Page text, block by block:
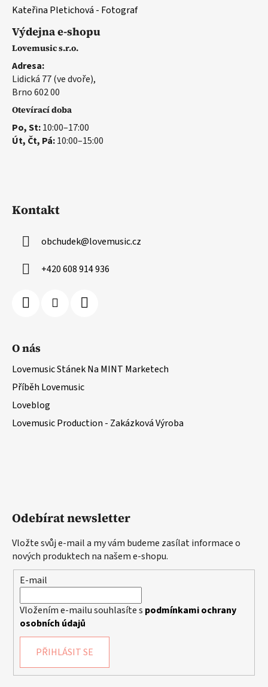
Kateřina Pletichová - Fotograf
Výdejna e-shopu
Lovemusic s.r.o.
Adresa:
Lidická 77 (ve dvoře),
Brno 602 00
Otevírací doba
Po, St:10:00–17:00
Út, Čt, Pá:10:00–15:00
Kontakt
obchudek@lovemusic.cz
+420 608 914 936
O nás
Lovemusic Stánek Na MINT Marketech
Příběh Lovemusic
Loveblog
Lovemusic Production - Zakázková Výroba
Odebírat newsletter
Vložte svůj e-mail a my vám budeme zasílat informace o
nových produktech na našem e-shopu.
E-mail
Vložením e-mailu souhlasíte s podmínkami ochrany
osobních údajů
PŘIHLÁSIT SE